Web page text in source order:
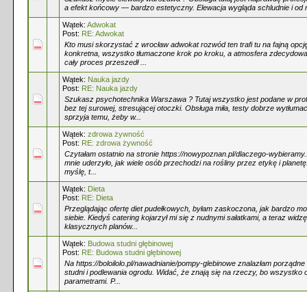
a efekt końcowy — bardzo estetyczny. Elewacja wygląda schludnie i od
Wątek: Adwokat
Post: RE: Adwokat
Kto musi skorzystać z wrocław adwokat rozwód ten trafi tu na fajną
konkretna, wszystko tłumaczone krok po kroku, a atmosfera
cały proces przeszedł ...
Wątek: Nauka jazdy
Post: RE: Nauka jazdy
Szukasz psychotechnika Warszawa ? Tutaj wszystko jest podane w
bez tej surowej, stresującej otoczki. Obsługa miła, testy dobrze
sprzyja temu, żeby w...
Wątek: zdrowa żywność
Post: RE: zdrowa żywność
Czytałam ostatnio na stronie https://nowypoznan.pl/dlaczego-
mnie uderzyło, jak wiele osób przechodzi na rośliny przez etykę i
myślę, t...
Wątek: Dieta
Post: RE: Dieta
Przeglądając ofertę diet pudełkowych, byłam zaskoczona, jak bardzo
siebie. Kiedyś catering kojarzył mi się z nudnymi sałatkami, a teraz
klasycznych planów...
Wątek: Budowa studni głębinowej
Post: RE: Budowa studni głębinowej
Na https://boloilolo.pl/nawadnianie/pompy-glebinowe znalazłam
studni i podlewania ogrodu. Widać, że znają się na rzeczy, bo wszystko
parametrami. P...